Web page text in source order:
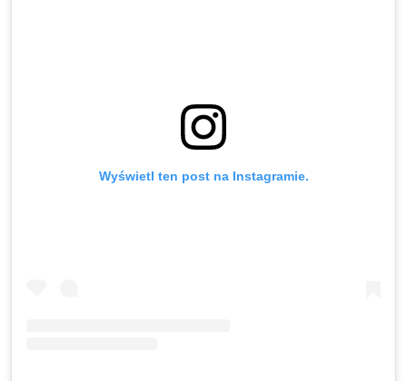
Wyświetl ten post na Instagramie.